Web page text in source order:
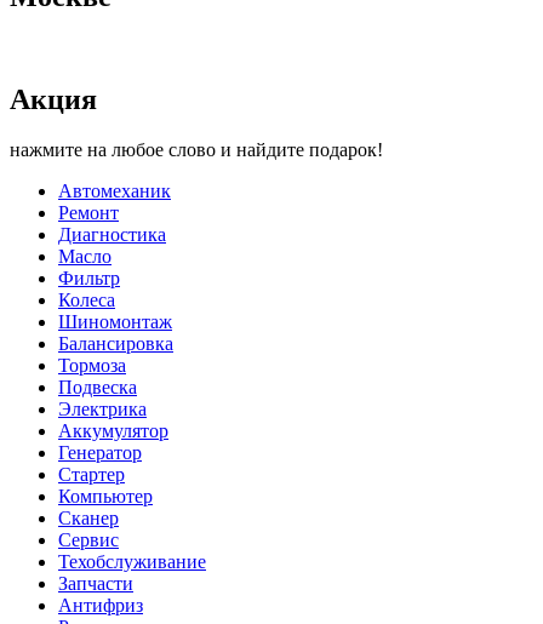
Акция
нажмите на любое слово и найдите подарок!
Автомеханик
Ремонт
Диагностика
Масло
Фильтр
Колеса
Шиномонтаж
Балансировка
Тормоза
Подвеска
Электрика
Аккумулятор
Генератор
Стартер
Компьютер
Сканер
Сервис
Техобслуживание
Запчасти
Антифриз